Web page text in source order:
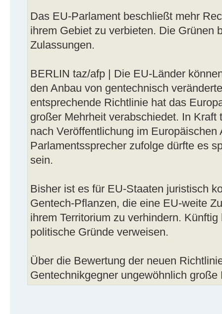
Das EU-Parlament beschließt mehr
ihrem Gebiet zu verbieten. Die Grünen
Zulassungen.
BERLIN taz/afp | Die EU-Länder
den Anbau von gentechnisch
entsprechende Richtlinie hat das
großer Mehrheit verabschiedet. In Kraft
nach Veröffentlichung im Europäischen
Parlamentssprecher zufolge dürfte es
sein.
Bisher ist es für EU-Staaten juristisch
Gentech-Pflanzen, die eine EU-weite
ihrem Territorium zu verhindern.
politische Gründe verweisen.
Über die Bewertung der neuen
Gentechnikgegner ungewöhnlich große